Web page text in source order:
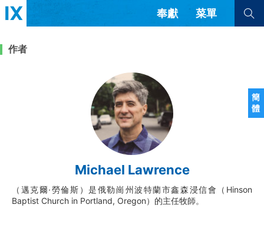
簡
體
奉獻 菜單
書評 訪談
解經式講道與神學
福音傳講與宣教 成員制與教會紀律
查看全部
查看全部
隱私條款
正體中文
英语
西班牙語
葡萄牙語
俄語
烏茲別克語
达里语
波斯語
作者
Michael Lawrence
（邁克爾·勞倫斯）是俄勒崗州波特蘭市鑫森浸信會（Hinson
Baptist Church in Portland, Oregon）的主任牧師。